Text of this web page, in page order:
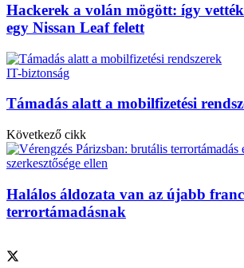
Hackerek a volán mögött: így
egy Nissan Leaf felett
IT-biztonság
Támadás alatt a mobilfizetési
Következő cikk
Halálos áldozata van az újabb
terrortámadásnak